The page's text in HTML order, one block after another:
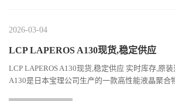
2026-03-04
LCP LAPEROS A130现货,稳定供应
LCP LAPEROS A130现货,稳定供应 实时库存,原装
A130是日本宝理公司生产的一款高性能液晶聚合